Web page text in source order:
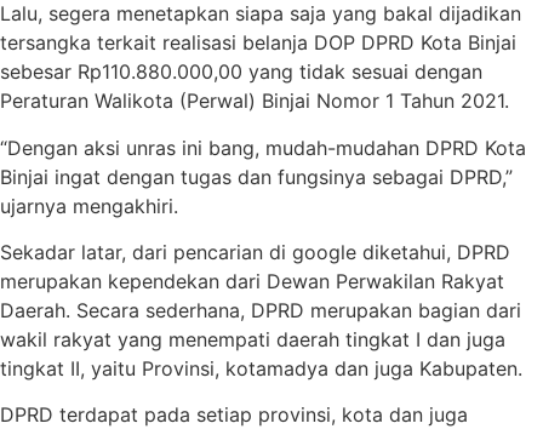
Lalu, segera menetapkan siapa saja yang bakal dijadikan
tersangka terkait realisasi belanja DOP DPRD Kota Binjai
sebesar Rp110.880.000,00 yang tidak sesuai dengan
Peraturan Walikota (Perwal) Binjai Nomor 1 Tahun 2021.
“Dengan aksi unras ini bang, mudah-mudahan DPRD Kota
Binjai ingat dengan tugas dan fungsinya sebagai DPRD,”
ujarnya mengakhiri.
Sekadar latar, dari pencarian di google diketahui, DPRD
merupakan kependekan dari Dewan Perwakilan Rakyat
Daerah. Secara sederhana, DPRD merupakan bagian dari
wakil rakyat yang menempati daerah tingkat I dan juga
tingkat II, yaitu Provinsi, kotamadya dan juga Kabupaten.
DPRD terdapat pada setiap provinsi, kota dan juga